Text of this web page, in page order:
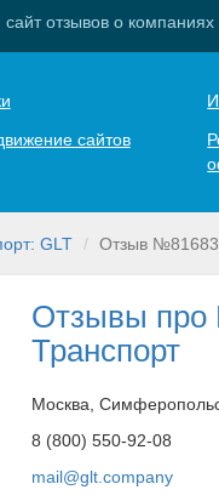
отзывов о компаниях
сайтов
GLT Отзыв
Отзывы про
Транспорт
Москва,
8 (800) 550-92-08
mail@glt.company